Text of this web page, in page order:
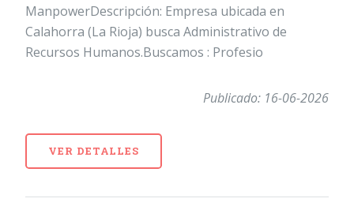
ManpowerDescripción: Empresa ubicada en
Calahorra (La Rioja) busca Administrativo de
Recursos Humanos.Buscamos : Profesio
Publicado: 16-06-2026
VER DETALLES